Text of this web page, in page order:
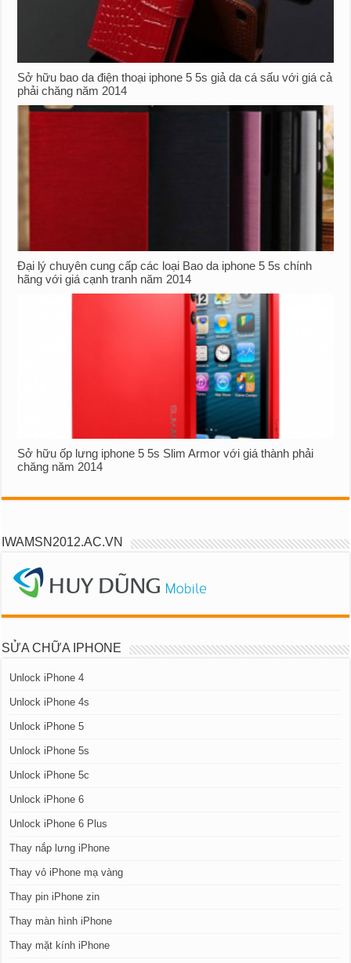
Sở hữu bao da điện thoại iphone 5 5s giả da cá sấu với giá cả
phải chăng năm 2014
Đại lý chuyên cung cấp các loại Bao da iphone 5 5s chính
hãng với giá cạnh tranh năm 2014
Sở hữu ốp lưng iphone 5 5s Slim Armor với giá thành phải
chăng năm 2014
IWAMSN2012.AC.VN
SỬA CHỮA IPHONE
Unlock iPhone 4
Unlock iPhone 4s
Unlock iPhone 5
Unlock iPhone 5s
Unlock iPhone 5c
Unlock iPhone 6
Unlock iPhone 6 Plus
Thay nắp lưng iPhone
Thay vỏ iPhone mạ vàng
Thay pin iPhone zin
Thay màn hình iPhone
Thay mặt kính iPhone